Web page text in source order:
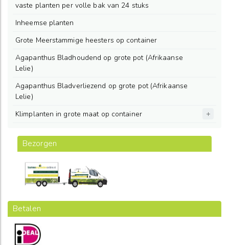
vaste planten per volle bak van 24 stuks
Inheemse planten
Grote Meerstammige heesters op container
Agapanthus Bladhoudend op grote pot (Afrikaanse
Lelie)
Agapanthus Bladverliezend op grote pot (Afrikaanse
Lelie)
Klimplanten in grote maat op container
Bezorgen
Betalen